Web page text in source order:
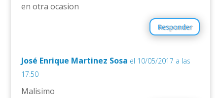
en otra ocasion
Responder
José Enrique Martinez Sosa el 10/05/2017 a las
17:50
Malisimo